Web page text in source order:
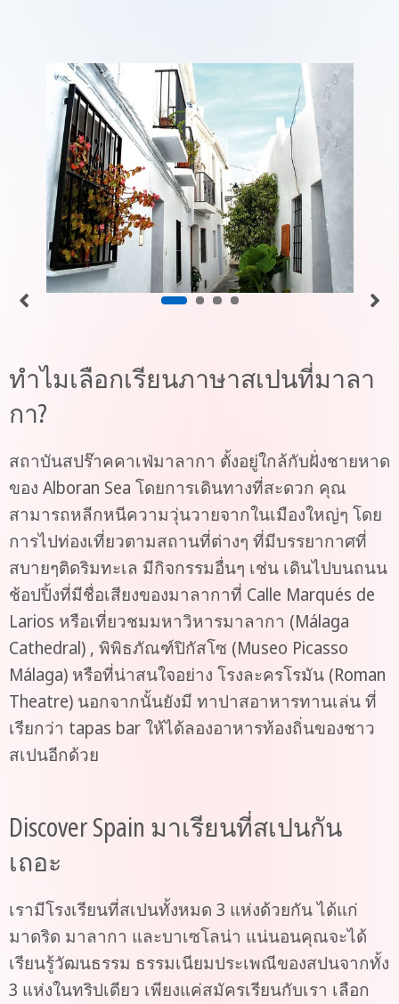
ทำไมเลือกเรียนภาษาสเปนที่มาลา
กา?
สถาบันสปร๊าคคาเฟ่มาลากา ตั้งอยู่ใกล้กับฝั่งชายหาด
ของ Alboran Sea โดยการเดินทางที่สะดวก คุณ
สามารถหลีกหนีความวุ่นวายจากในเมืองใหญ่ๆ โดย
การไปท่องเที่ยวตามสถานที่ต่างๆ ที่มีบรรยากาศที่
สบายๆติดริมทะเล มีกิจกรรมอื่นๆ เช่น เดินไปบนถนน
ช้อปปิ้งที่มีชื่อเสียงของมาลากาที่ Calle Marqués de
Larios หรือเที่ยวชมมหาวิหารมาลากา (Málaga
Cathedral) , พิพิธภัณฑ์ปิกัสโซ (Museo Picasso
Málaga) หรือที่น่าสนใจอย่าง โรงละครโรมัน (Roman
Theatre) นอกจากนั้นยังมี ทาปาสอาหารทานเล่น ที่
เรียกว่า tapas bar ให้ได้ลองอาหารท้องถิ่นของชาว
สเปนอีกด้วย
Discover Spain มาเรียนที่สเปนกัน
เถอะ
เรามีโรงเรียนที่สเปนทั้งหมด 3 แห่งด้วยกัน ได้แก่
มาดริด มาลากา และบาเซโลน่า แน่นอนคุณจะได้
เรียนรู้วัฒนธรรม ธรรมเนียมประเพณีของสปนจากทั้ง
3 แห่งในทริปเดียว เพียงแค่สมัครเรียนกับเรา เลือก